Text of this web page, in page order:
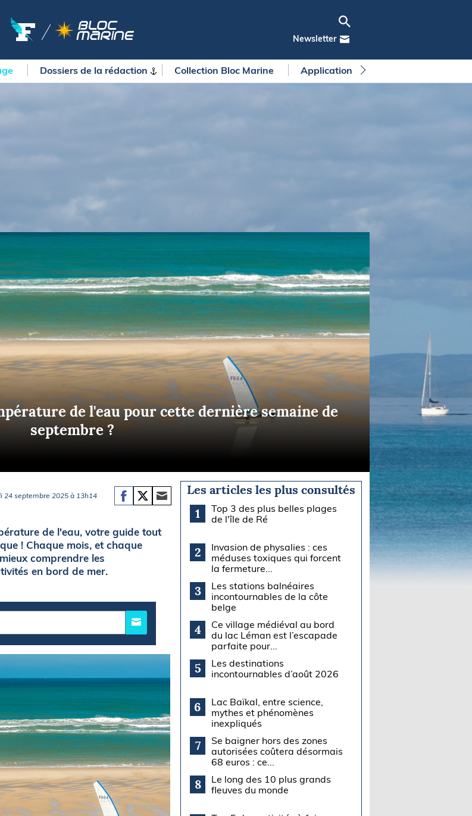
Newsletter
Culture nautique
SERVICES
Briefings
FLASH INFO
Dossiers de la rédaction Collection Bloc Marine Application Bloc Marine
de l'eau pour cette dernière semaine de
septembre ?
24 septembre 2025 à 13h14
de l'eau, votre guide tout
! Chaque mois, et chaque
comprendre les
en bord de mer.
Les articles les plus consultés
1
Top 3 des plus belles plages
de l'île de Ré
2
Invasion de physalies : ces
méduses toxiques qui forcent
la fermeture...
3
Les stations balnéaires
incontournables de la côte
belge
4
Ce village médiéval au bord
du lac Léman est l’escapade
parfaite pour...
5
Les destinations
incontournables d’août 2026
6
Lac Baïkal, entre science,
mythes et phénomènes
inexpliqués
7
Se baigner hors des zones
autorisées coûtera désormais
68 euros : ce...
8
Le long des 10 plus grands
fleuves du monde